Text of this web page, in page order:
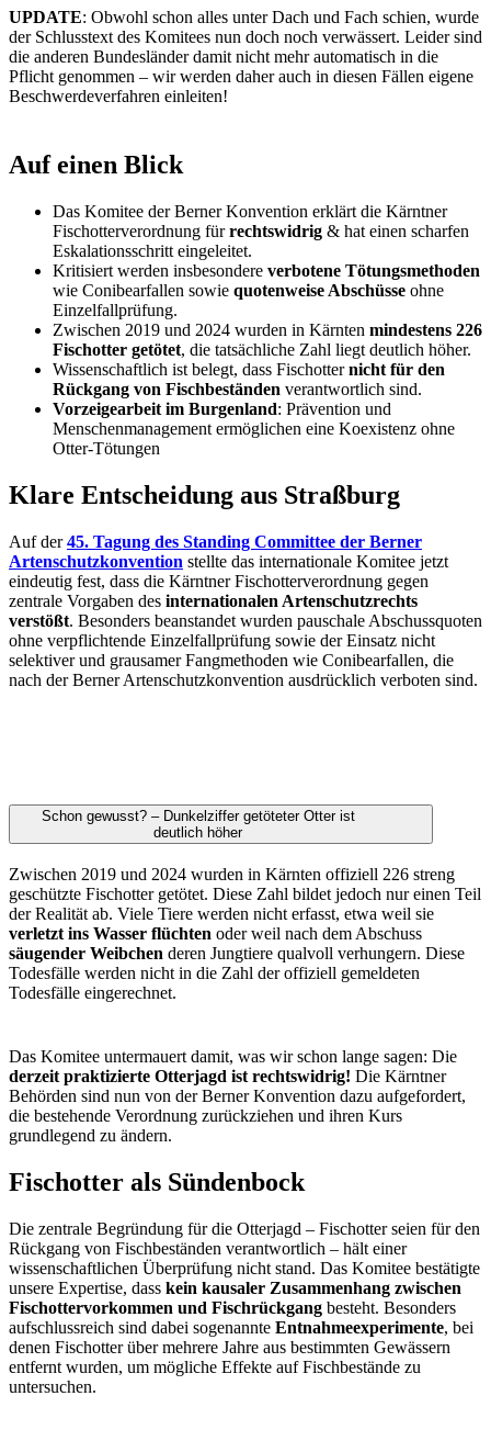
UPDATE: Obwohl schon alles unter Dach und Fach schien, wurde
der Schlusstext des Komitees nun doch noch verwässert. Leider sind
die anderen Bundesländer damit nicht mehr automatisch in die
Pflicht genommen – wir werden daher auch in diesen Fällen eigene
Beschwerdeverfahren einleiten!
Auf einen Blick
Das Komitee der Berner Konvention erklärt die Kärntner
Fischotterverordnung fürrechtswidrig & hat einen scharfen
Eskalationsschritt eingeleitet.
Kritisiert werden insbesondere verbotene Tötungsmethoden
wie Conibearfallen sowie quotenweise Abschüsse ohne
Einzelfallprüfung.
Zwischen 2019 und 2024 wurden in Kärnten mindestens 226
Fischotter getötet, die tatsächliche Zahl liegt deutlich höher.
Wissenschaftlich ist belegt, dass Fischotternicht für den
Rückgang von Fischbeständen verantwortlich sind.
Vorzeigearbeit im Burgenland: Prävention und
Menschenmanagement ermöglichen eine Koexistenz ohne
Otter-Tötungen
Klare Entscheidung aus Straßburg
Auf der45. Tagung des Standing Committee der Berner
Artenschutzkonvention stellte das internationale Komitee jetzt
eindeutig fest, dass die Kärntner Fischotterverordnung gegen
zentrale Vorgaben des internationalen Artenschutzrechts
verstößt. Besonders beanstandet wurden pauschale Abschussquoten
ohne verpflichtende Einzelfallprüfung sowie der Einsatz nicht
selektiver und grausamer Fangmethoden wie Conibearfallen, die
nach der Berner Artenschutzkonvention ausdrücklich verboten sind.
Schon gewusst? – Dunkelziffer getöteter Otter ist
deutlich höher
Zwischen 2019 und 2024 wurden in Kärnten offiziell 226 streng
geschützte Fischotter getötet. Diese Zahl bildet jedoch nur einen Teil
der Realität ab. Viele Tiere werden nicht erfasst, etwa weil sie
verletzt ins Wasser flüchten oder weil nach dem Abschuss
säugender Weibchen deren Jungtiere qualvoll verhungern. Diese
Todesfälle werden nicht in die Zahl der offiziell gemeldeten
Todesfälle eingerechnet.
Das Komitee untermauert damit, was wir schon lange sagen: Die
derzeit praktizierte Otterjagd ist rechtswidrig! Die Kärntner
Behörden sind nun von der Berner Konvention dazu aufgefordert,
die bestehende Verordnung zurückziehen und ihren Kurs
grundlegend zu ändern.
Fischotter als Sündenbock
Die zentrale Begründung für die Otterjagd – Fischotter seien für den
Rückgang von Fischbeständen verantwortlich – hält einer
wissenschaftlichen Überprüfung nicht stand. Das Komitee bestätigte
unsere Expertise, dass kein kausaler Zusammenhang zwischen
Fischottervorkommen und Fischrückgang besteht. Besonders
aufschlussreich sind dabei sogenannte Entnahmeexperimente, bei
denen Fischotter über mehrere Jahre aus bestimmten Gewässern
entfernt wurden, um mögliche Effekte auf Fischbestände zu
untersuchen.